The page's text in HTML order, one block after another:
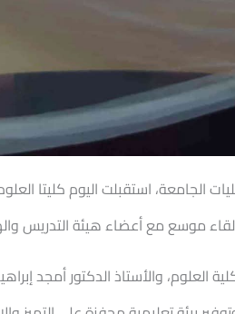
الجامعة، استقبلت اليوم كليتا
موسع مع أعضاء هيئة التدريس
والأستاذ الدكتور أمجد